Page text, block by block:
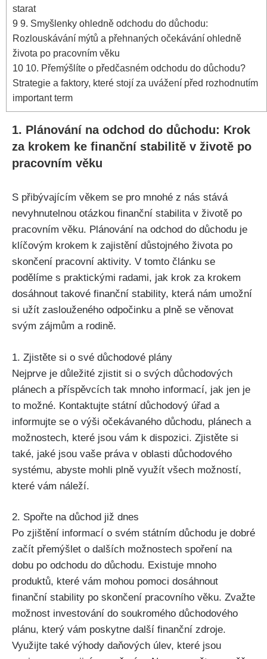
starat
9 9. Smyšlenky ohledně odchodu do důchodu:
Rozlouskávání mýtů a přehnaných očekávání ohledně
života po pracovním věku
10 10. Přemýšlíte o předčasném odchodu do důchodu?
Strategie a faktory, které stojí za uvážení před rozhodnutím
important term
1. Plánování na odchod do důchodu: Krok
za krokem ke finanční stabilitě v životě po
pracovním věku
S přibývajícím věkem se pro mnohé z nás stává
nevyhnutelnou otázkou finanční stabilita v životě po
pracovním věku. Plánování na odchod do důchodu je
klíčovým krokem k zajistění důstojného života po
skončení pracovní aktivity. V tomto článku se
podělíme s praktickými radami, jak krok za krokem
dosáhnout takové finanční stability, která nám umožní
si užít zaslouženého odpočinku a plně se věnovat
svým zájmům a rodině.
1. Zjistěte si o své důchodové plány
Nejprve je důležité zjistit si o svých důchodových
plánech a příspěvcích tak mnoho informací, jak jen je
to možné. Kontaktujte státní důchodový úřad a
informujte se o výši očekávaného důchodu, plánech a
možnostech, které jsou vám k dispozici. Zjistěte si
také, jaké jsou vaše práva v oblasti důchodového
systému, abyste mohli plně využít všech možností,
které vám náleží.
2. Spořte na důchod již dnes
Po zjištění informací o svém státním důchodu je dobré
začít přemýšlet o dalších možnostech spoření na
dobu po odchodu do důchodu. Existuje mnoho
produktů, které vám mohou pomoci dosáhnout
finanční stability po skončení pracovního věku. Zvažte
možnost investování do soukromého důchodového
plánu, který vám poskytne další finanční zdroje.
Využijte také výhody daňových úlev, které jsou